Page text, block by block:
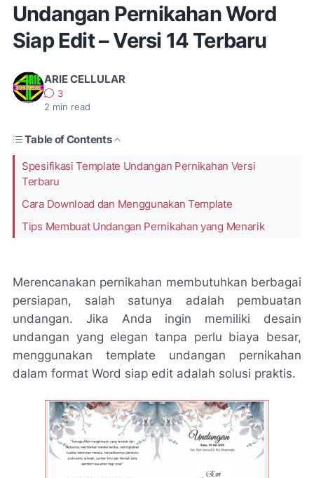
Undangan Pernikahan Word
Siap Edit – Versi 14 Terbaru
ARIE CELLULAR
3
2 min read
Table of Contents
Spesifikasi Template Undangan Pernikahan Versi
Terbaru
Cara Download dan Menggunakan Template
Tips Membuat Undangan Pernikahan yang Menarik
Merencanakan pernikahan membutuhkan berbagai
persiapan, salah satunya adalah pembuatan
undangan. Jika Anda ingin memiliki desain
undangan yang elegan tanpa perlu biaya besar,
menggunakan template undangan pernikahan
dalam format Word siap edit adalah solusi praktis.